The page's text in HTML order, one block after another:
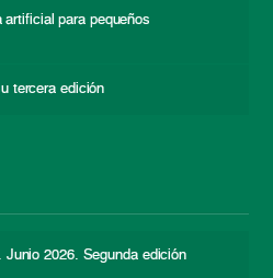
para pequeños
tercera edición
2026. Segunda edición